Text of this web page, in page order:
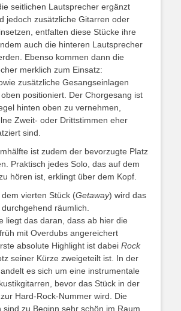
seitlichen Lautsprecher ergänzt
jedoch zusätzliche Gitarren oder
entfalten diese Stücke ihre
auch die hinteren Lautsprecher
Ebenso kommen dann die
merklich zum Einsatz:
zusätzliche Gesangseinlagen
positioniert. Der Chorgesang ist
hinten oben zu vernehmen,
Zweit- oder Drittstimmen eher
sind.
ist zudem der bevorzugte Platz
Praktisch jedes Solo, das auf dem
hören ist, erklingt über dem Kopf.
vierten Stück (Getaway) wird das
räumlich.
liegt das daran, dass ab hier die
mit Overdubs angereichert
absolute Highlight ist dabei Rock
seiner Kürze zweigeteilt ist. In der
es sich um eine instrumentale
bevor das Stück in der
Hard-Rock-Nummer wird. Die
sind zu Beginn sehr schön im Raum